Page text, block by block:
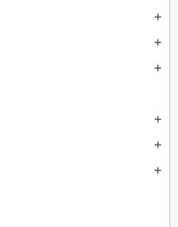
add
add
add
add
add
add